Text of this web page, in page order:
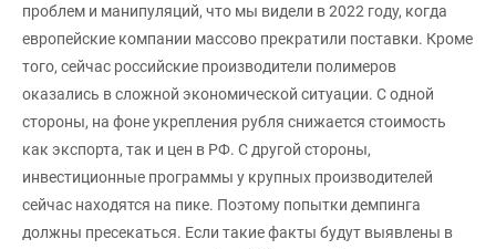
проблем и манипуляций, что мы видели в 2022 году, когда
европейские компании массово прекратили поставки. Кроме
того, сейчас российские производители полимеров
оказались в сложной экономической ситуации. С одной
стороны, на фоне укрепления рубля снижается стоимость
как экспорта, так и цен в РФ. С другой стороны,
инвестиционные программы у крупных производителей
сейчас находятся на пике. Поэтому попытки демпинга
должны пресекаться. Если такие факты будут выявлены в